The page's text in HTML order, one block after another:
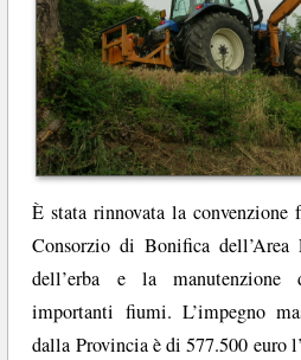
È stata rinnovata la convenzione
Consorzio di Bonifica
dell’erba e la
importanti fiumi. L’impegno
dalla Provincia è di 577.500 euro